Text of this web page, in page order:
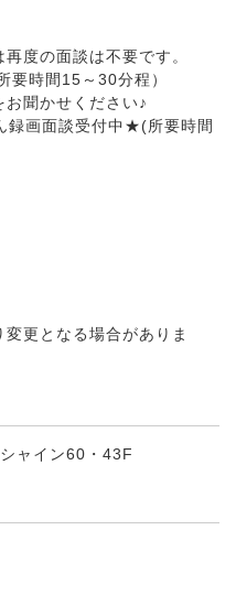
度の面談は不要です。
時間15～30分程）
聞かせください♪
録画面談受付中★(所要時間
更となる場合がありま
ャイン60・43F